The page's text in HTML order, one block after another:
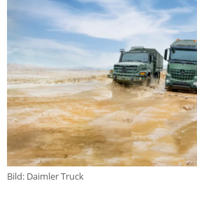
Bild: Daimler Truck